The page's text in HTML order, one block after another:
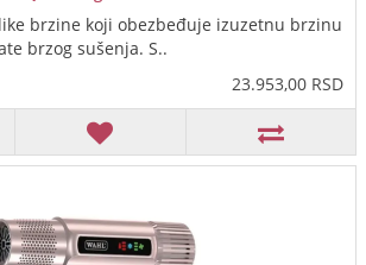
brzine koji obezbeđuje izuzetnu brzinu
brzog sušenja. S..
23.953,00 RSD